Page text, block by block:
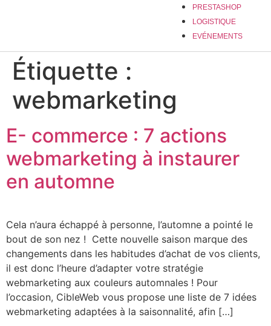
PRESTASHOP
LOGISTIQUE
EVÉNEMENTS
Étiquette :
webmarketing
E- commerce : 7 actions
webmarketing à instaurer
en automne
Cela n’aura échappé à personne, l’automne a pointé le
bout de son nez ! Cette nouvelle saison marque des
changements dans les habitudes d’achat de vos clients,
il est donc l’heure d’adapter votre stratégie
webmarketing aux couleurs automnales ! Pour
l’occasion, CibleWeb vous propose une liste de 7 idées
webmarketing adaptées à la saisonnalité, afin […]